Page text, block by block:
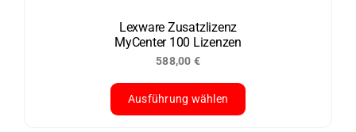
der
Produktseite
werden
Lexware Zusatzlizenz
MyCenter 100 Lizenzen
588,00 €
Ausführung wählen